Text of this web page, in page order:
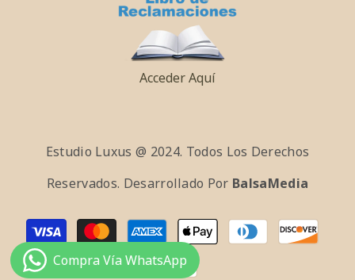
Acceder Aquí
Estudio Luxus @ 2024. Todos Los Derechos
Reservados. Desarrollado Por BalsaMedia
Payment
methods